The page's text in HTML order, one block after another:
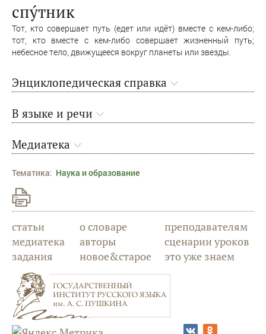
спýтник
Тот, кто совершает путь (едет или идёт) вместе с кем-либо;
тот, кто вместе с кем-либо совершает жизненный путь;
небесное тело, движущееся вокруг планеты или звезды.
Энциклопедическая справка
В языке и речи
Медиатека
Тематика: Наука и образование
статьи
медиатека
задания
о словаре
авторы
новое&старое
преподавателям
сценарии уроков
это уже знаем